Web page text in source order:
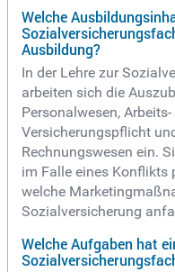
Welche
Ausbildung?
In der Lehre zur
arbeiten sich die
Personalwesen,
Versicherungspflicht
Rechnungswesen ein.
im Falle eines Konflikts
welche
Sozialversicherung
Welche Aufgaben hat